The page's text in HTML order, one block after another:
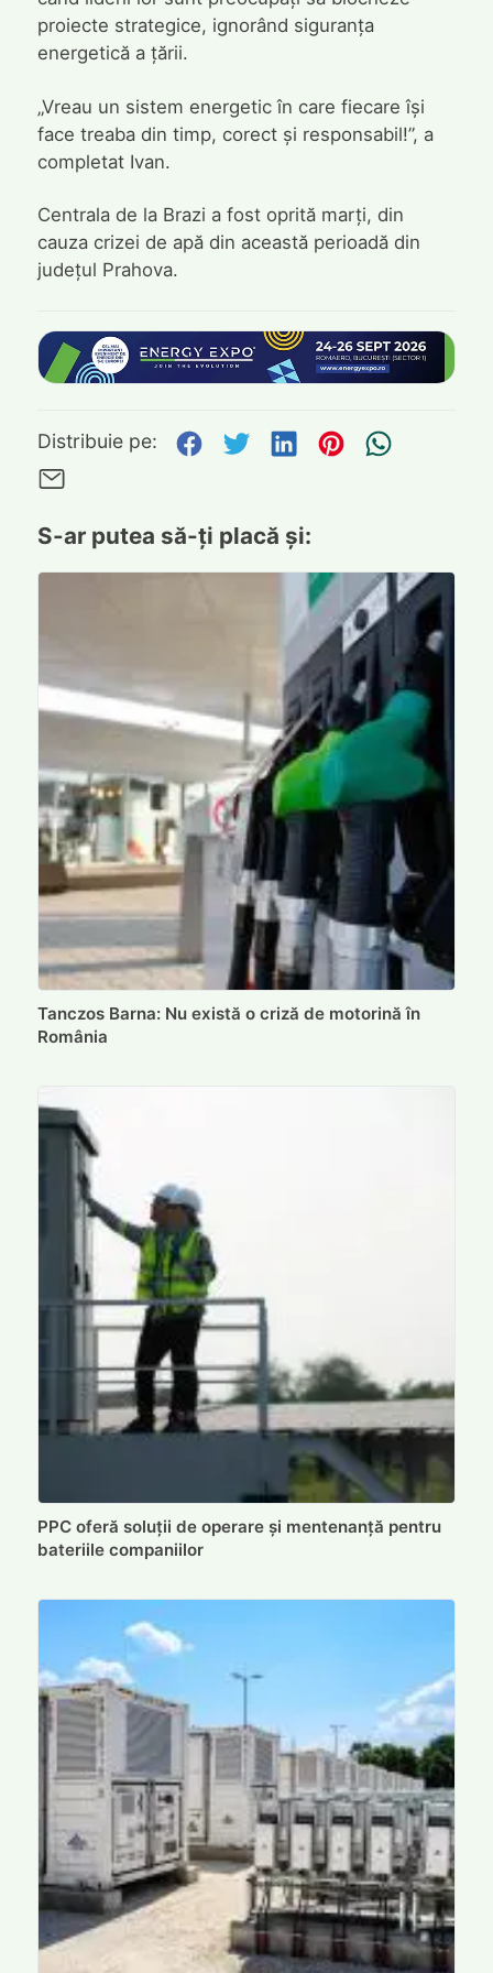
proiecte strategice, ignorând siguranța
energetică a țării.
„Vreau un sistem energetic în care fiecare își
face treaba din timp, corect și responsabil!”, a
completat Ivan.
Centrala de la Brazi a fost oprită marți, din
cauza crizei de apă din această perioadă din
județul Prahova.
Distribuie pe: Distribuie pe Facebook
Distribuie pe
Distribuie pe
Distribuie
S-ar putea să-ți placă și:
Tanczos Barna: Nu există o criză de motorină în
România
PPC oferă soluții de operare și mentenanță pentru
bateriile companiilor